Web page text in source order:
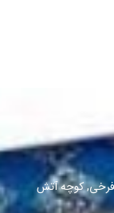
فرخی, کوچه آتش